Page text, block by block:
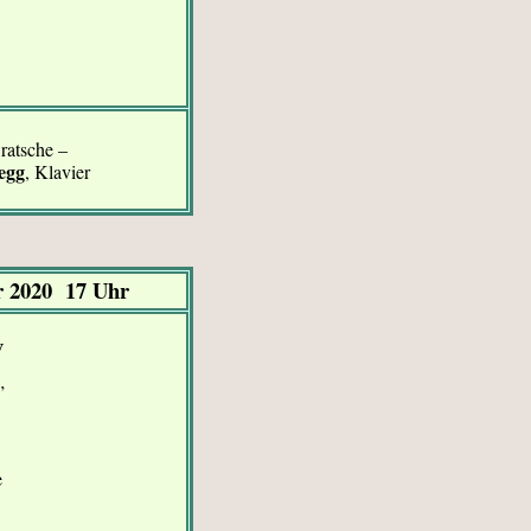
–
, Klavier
2020 17 Uhr